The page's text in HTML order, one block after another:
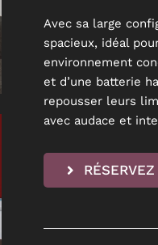
Avec sa large
spacieux, idéal
environnement
et d’une batterie
repousser leurs
avec audace et
RÉSERVEZ